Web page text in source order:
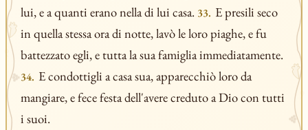
lui, e a quanti erano nella di lui casa. 33. E presili seco
in quella stessa ora di notte, lavò le loro piaghe, e fu
battezzato egli, e tutta la sua famiglia immediatamente.
34. E condottigli a casa sua, apparecchiò loro da
mangiare, e fece festa dell'avere creduto a Dio con tutti
i suoi.